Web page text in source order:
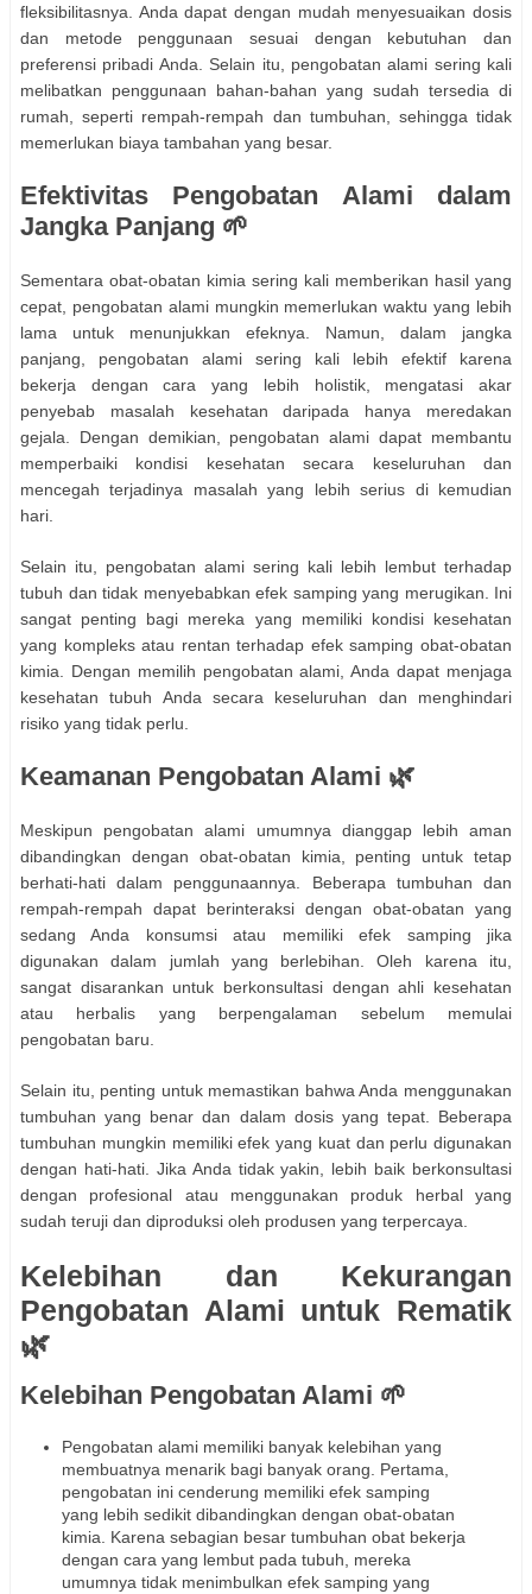
fleksibilitasnya. Anda dapat dengan mudah menyesuaikan dosis
dan metode penggunaan sesuai dengan kebutuhan dan
preferensi pribadi Anda. Selain itu, pengobatan alami sering kali
melibatkan penggunaan bahan-bahan yang sudah tersedia di
rumah, seperti rempah-rempah dan tumbuhan, sehingga tidak
memerlukan biaya tambahan yang besar.
Efektivitas Pengobatan Alami dalam
Jangka Panjang 🌱
Sementara obat-obatan kimia sering kali memberikan hasil yang
cepat, pengobatan alami mungkin memerlukan waktu yang lebih
lama untuk menunjukkan efeknya. Namun, dalam jangka
panjang, pengobatan alami sering kali lebih efektif karena
bekerja dengan cara yang lebih holistik, mengatasi akar
penyebab masalah kesehatan daripada hanya meredakan
gejala. Dengan demikian, pengobatan alami dapat membantu
memperbaiki kondisi kesehatan secara keseluruhan dan
mencegah terjadinya masalah yang lebih serius di kemudian
hari.
Selain itu, pengobatan alami sering kali lebih lembut terhadap
tubuh dan tidak menyebabkan efek samping yang merugikan. Ini
sangat penting bagi mereka yang memiliki kondisi kesehatan
yang kompleks atau rentan terhadap efek samping obat-obatan
kimia. Dengan memilih pengobatan alami, Anda dapat menjaga
kesehatan tubuh Anda secara keseluruhan dan menghindari
risiko yang tidak perlu.
Keamanan Pengobatan Alami 🌿
Meskipun pengobatan alami umumnya dianggap lebih aman
dibandingkan dengan obat-obatan kimia, penting untuk tetap
berhati-hati dalam penggunaannya. Beberapa tumbuhan dan
rempah-rempah dapat berinteraksi dengan obat-obatan yang
sedang Anda konsumsi atau memiliki efek samping jika
digunakan dalam jumlah yang berlebihan. Oleh karena itu,
sangat disarankan untuk berkonsultasi dengan ahli kesehatan
atau herbalis yang berpengalaman sebelum memulai
pengobatan baru.
Selain itu, penting untuk memastikan bahwa Anda menggunakan
tumbuhan yang benar dan dalam dosis yang tepat. Beberapa
tumbuhan mungkin memiliki efek yang kuat dan perlu digunakan
dengan hati-hati. Jika Anda tidak yakin, lebih baik berkonsultasi
dengan profesional atau menggunakan produk herbal yang
sudah teruji dan diproduksi oleh produsen yang terpercaya.
Kelebihan dan Kekurangan
Pengobatan Alami untuk Rematik
🌿
Kelebihan Pengobatan Alami 🌱
Pengobatan alami memiliki banyak kelebihan yang
membuatnya menarik bagi banyak orang. Pertama,
pengobatan ini cenderung memiliki efek samping
yang lebih sedikit dibandingkan dengan obat-obatan
kimia. Karena sebagian besar tumbuhan obat bekerja
dengan cara yang lembut pada tubuh, mereka
umumnya tidak menimbulkan efek samping yang